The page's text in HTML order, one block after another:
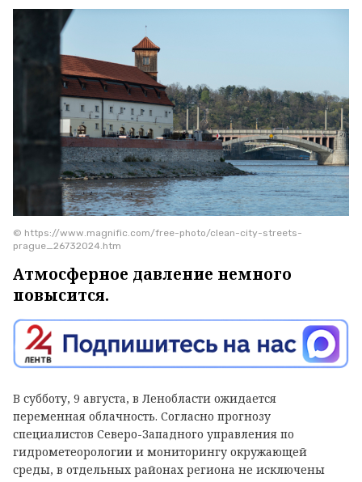
© https://www.magnific.com/free-photo/clean-city-streets-
prague_26732024.htm
Атмосферное давление немного
повысится.
В субботу, 9 августа, в Ленобласти ожидается
переменная облачность. Согласно прогнозу
специалистов Северо-Западного управления по
гидрометеорологии и мониторингу окружающей
среды, в отдельных районах региона не исключены